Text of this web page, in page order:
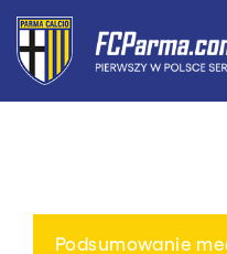
Podsumowanie